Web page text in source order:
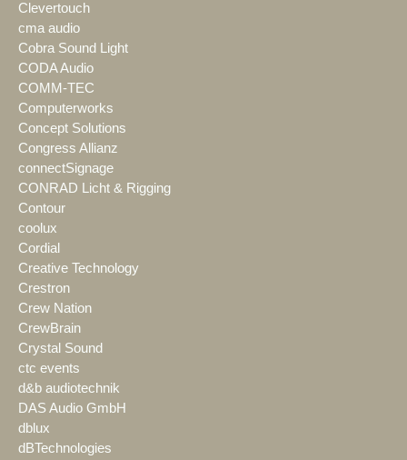
Clevertouch
cma audio
Cobra Sound Light
CODA Audio
COMM-TEC
Computerworks
Concept Solutions
Congress Allianz
connectSignage
CONRAD Licht & Rigging
Contour
coolux
Cordial
Creative Technology
Crestron
Crew Nation
CrewBrain
Crystal Sound
ctc events
d&b audiotechnik
DAS Audio GmbH
dblux
dBTechnologies